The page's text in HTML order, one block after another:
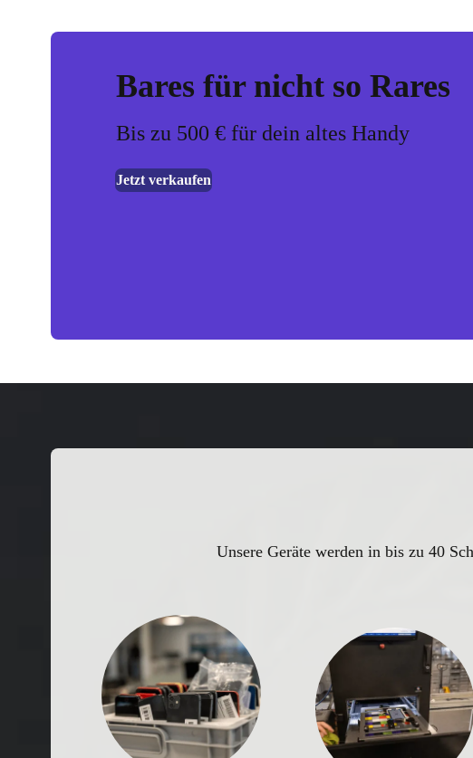
Bares für nicht so Rares
Bis zu 500 € für dein altes Handy
Jetzt verkaufen
Unsere Geräte werden in bis zu 40